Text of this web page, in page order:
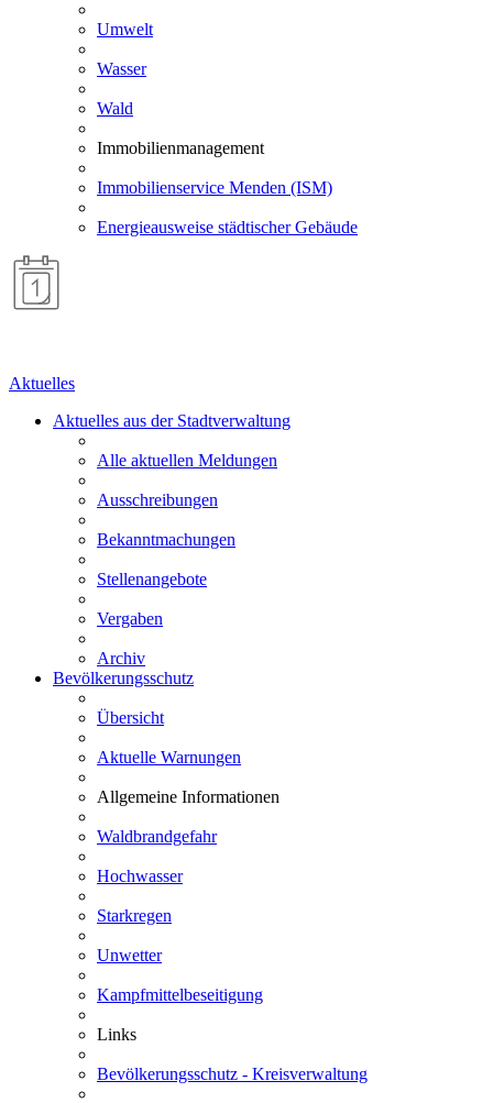
Umwelt
Wasser
Wald
Immobilienmanagement
Immobilienservice Menden (ISM)
Energieausweise städtischer Gebäude
Aktuelles
Aktuelles aus der Stadtverwaltung
Alle aktuellen Meldungen
Ausschreibungen
Bekanntmachungen
Stellenangebote
Vergaben
Archiv
Bevölkerungsschutz
Übersicht
Aktuelle Warnungen
Allgemeine Informationen
Waldbrandgefahr
Hochwasser
Starkregen
Unwetter
Kampfmittelbeseitigung
Links
Bevölkerungsschutz - Kreisverwaltung